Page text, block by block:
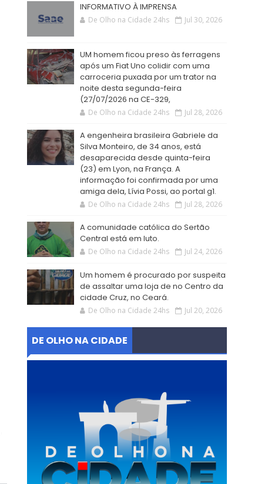
INFORMATIVO À IMPRENSA
De Olho na Cidade 24hs Jul 30, 2026
UM homem ficou preso às ferragens
após um Fiat Uno colidir com uma
carroceria puxada por um trator na
noite desta segunda-feira
(27/07/2026 na CE-329,
De Olho na Cidade 24hs Jul 28, 2026
A engenheira brasileira Gabriele da
Silva Monteiro, de 34 anos, está
desaparecida desde quinta-feira
(23) em Lyon, na França. A
informação foi confirmada por uma
amiga dela, Lívia Possi, ao portal g1.
De Olho na Cidade 24hs Jul 28, 2026
A comunidade católica do Sertão
Central está em luto.
De Olho na Cidade 24hs Jul 24, 2026
Um homem é procurado por suspeita
de assaltar uma loja de no Centro da
cidade Cruz, no Ceará.
De Olho na Cidade 24hs Jul 20, 2026
DE OLHO NA CIDADE